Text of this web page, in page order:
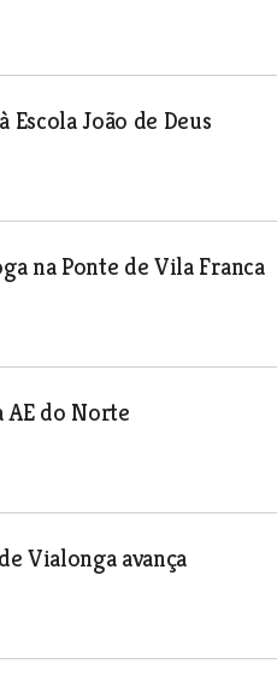
Escola João de Deus
na Ponte de Vila Franca
AE do Norte
Vialonga avança